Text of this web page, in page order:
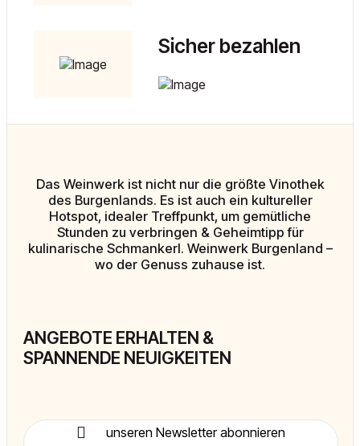
Sicher bezahlen
Das Weinwerk ist nicht nur die größte Vinothek
des Burgenlands. Es ist auch ein kultureller
Hotspot, idealer Treffpunkt, um gemütliche
Stunden zu verbringen & Geheimtipp für
kulinarische Schmankerl. Weinwerk Burgenland –
wo der Genuss zuhause ist.
ANGEBOTE ERHALTEN &
SPANNENDE NEUIGKEITEN
unseren Newsletter abonnieren